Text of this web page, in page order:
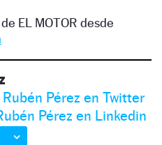
EL MOTOR desde
Pérez en Twitter
Pérez en Linkedin